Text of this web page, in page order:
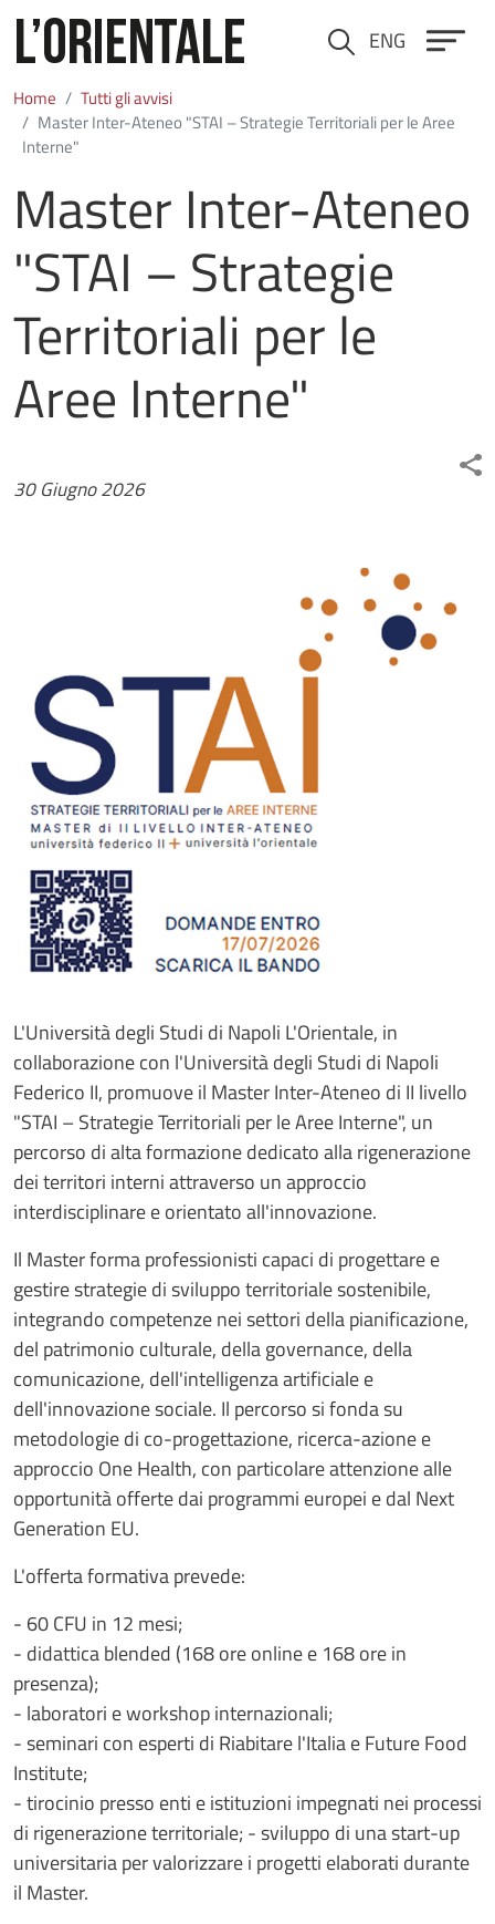
Cerca ENG
Home
Tutti gli avvisi
Master Inter-Ateneo "STAI – Strategie Territoriali per le Aree
Interne"
Master Inter-Ateneo
"STAI – Strategie
Territoriali per le
Aree Interne"
30 Giugno 2026
L'Università degli Studi di Napoli L'Orientale, in
collaborazione con l'Università degli Studi di Napoli
Federico II, promuove il Master Inter-Ateneo di II livello
"STAI – Strategie Territoriali per le Aree Interne", un
percorso di alta formazione dedicato alla rigenerazione
dei territori interni attraverso un approccio
interdisciplinare e orientato all'innovazione.
Il Master forma professionisti capaci di progettare e
gestire strategie di sviluppo territoriale sostenibile,
integrando competenze nei settori della pianificazione,
del patrimonio culturale, della governance, della
comunicazione, dell'intelligenza artificiale e
dell'innovazione sociale. Il percorso si fonda su
metodologie di co-progettazione, ricerca-azione e
approccio One Health, con particolare attenzione alle
opportunità offerte dai programmi europei e dal Next
Generation EU.
L'offerta formativa prevede:
- 60 CFU in 12 mesi;
- didattica blended (168 ore online e 168 ore in
presenza);
- laboratori e workshop internazionali;
- seminari con esperti di Riabitare l'Italia e Future Food
Institute;
- tirocinio presso enti e istituzioni impegnati nei processi
di rigenerazione territoriale; - sviluppo di una start-up
universitaria per valorizzare i progetti elaborati durante
il Master.